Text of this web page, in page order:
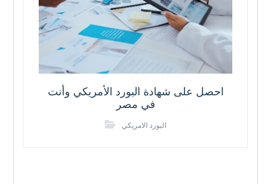
احصل على شهادة البورد الأمريكي وأنت
في مصر
البورد الامريكي